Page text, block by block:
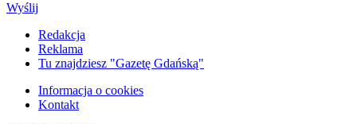
Wyślij
Redakcja
Reklama
Tu znajdziesz "Gazetę Gdańską"
Informacja o cookies
Kontakt